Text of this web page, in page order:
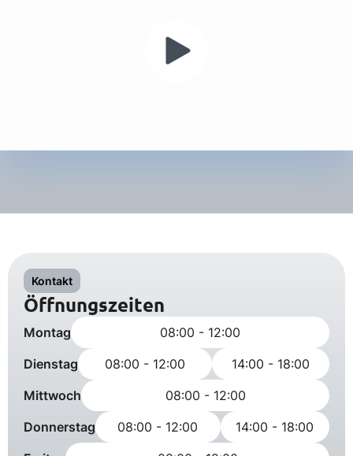
Kontakt
Öffnungszeiten
Montag
08:00 - 12:00
Dienstag
08:00 - 12:00
14:00 - 18:00
Mittwoch
08:00 - 12:00
Donnerstag
08:00 - 12:00
14:00 - 18:00